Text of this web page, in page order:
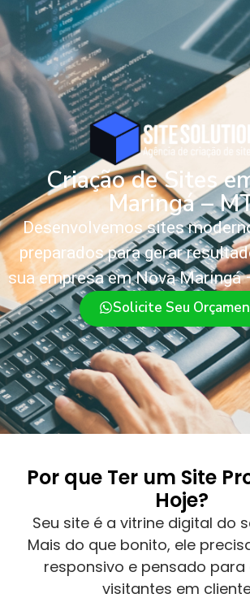
Criação de Sites
Maringá –
Desenvolvemos sites
preparados para gerar
sua empresa em Nova Maringá
Solicite Seu
Por que Ter um Site
Hoje?
Seu site é a vitrine digital do
Mais do que bonito, ele
responsivo e pensado
visitantes em